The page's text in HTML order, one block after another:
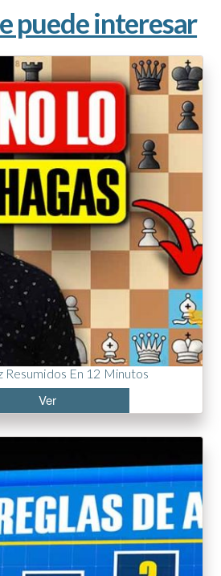
puede interesar
Resumidos En 12 Minutos
Ver